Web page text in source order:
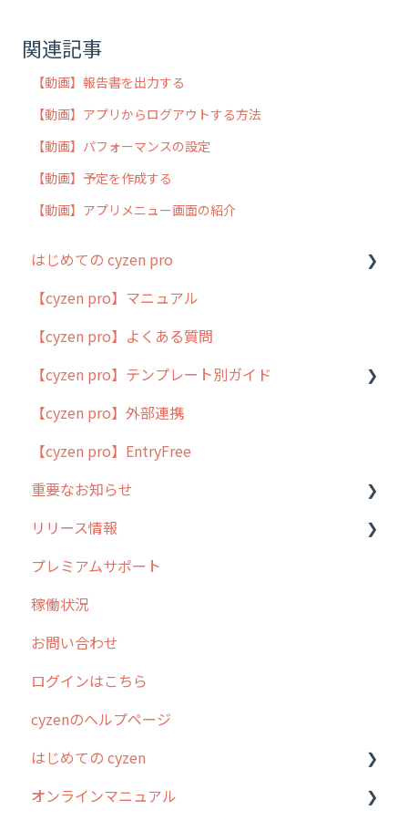
関連記事
【動画】報告書を出力する
【動画】アプリからログアウトする方法
【動画】パフォーマンスの設定
【動画】予定を作成する
【動画】アプリメニュー画面の紹介
はじめての cyzen pro
cyzen pro とは？
簡易マニュアル
cyzen proの位置情報取得について
用語集
よくある質問
【cyzen pro】マニュアル
【cyzen pro】よくある質問
【cyzen pro】テンプレート別ガイド
ポスティング
ラウンダー
メンテナンス
外廻り営業
清掃
不動産
【cyzen pro】外部連携
【cyzen pro】EntryFree
重要なお知らせ
過去の重要なお知らせ
障害情報
リリース情報
リリース
2026年のリリース情報
2025年のリリース情報
2024年のリリース情報
2023年のリリース情報
過去のリリース
2019年までのリリース情報
プレミアムサポート
稼働状況
お問い合わせ
ログインはこちら
cyzenのヘルプページ
はじめての cyzen
0. はじめてのcyzenの使い方
オンラインマニュアル